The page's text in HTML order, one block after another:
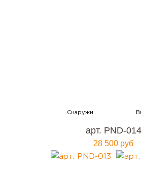
арт. PND-014
28 500 руб